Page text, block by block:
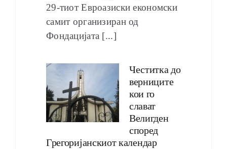
29-тиот Евроазиски економски
самит организиран од
Фондацијата [...]
Честитка до
верниците
кои го
слават
Велигден
според
Грегоријанскиот календар